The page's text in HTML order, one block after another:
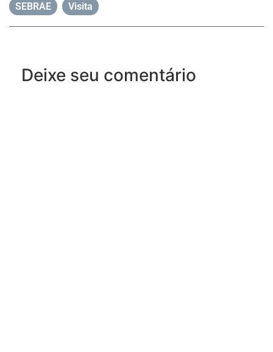
SEBRAE
Visita
Deixe seu comentário